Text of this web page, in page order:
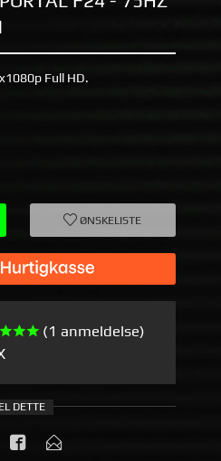
Full HD.
ØNSKELISTE
(1 anmeldelse)
DETTE